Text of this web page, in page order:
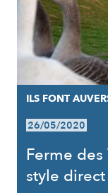
ILS FONT
26/05/2020
Ferme
style direct